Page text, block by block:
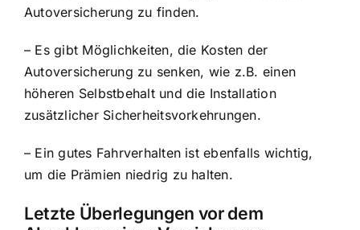
Autoversicherung zu finden.
– Es gibt Möglichkeiten, die Kosten der
Autoversicherung zu senken, wie z.B. einen
höheren Selbstbehalt und die Installation
zusätzlicher Sicherheitsvorkehrungen.
– Ein gutes Fahrverhalten ist ebenfalls wichtig,
um die Prämien niedrig zu halten.
Letzte Überlegungen vor dem